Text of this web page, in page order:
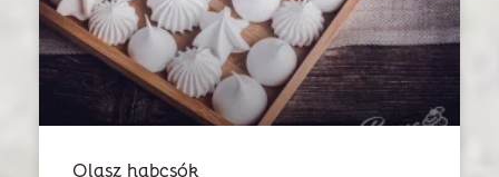
Olasz habcsók